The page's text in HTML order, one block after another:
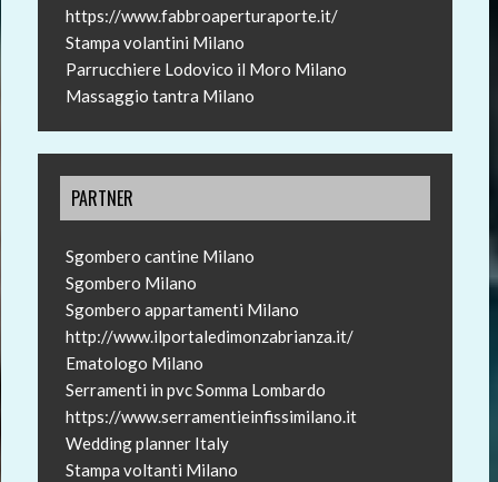
https://www.fabbroaperturaporte.it/
Stampa volantini Milano
Parrucchiere Lodovico il Moro Milano
Massaggio tantra Milano
PARTNER
Sgombero cantine Milano
Sgombero Milano
Sgombero appartamenti Milano
http://www.ilportaledimonzabrianza.it/
Ematologo Milano
Serramenti in pvc Somma Lombardo
https://www.serramentieinfissimilano.it
Wedding planner Italy
Stampa voltanti Milano